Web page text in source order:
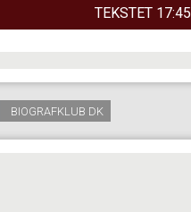
TEKSTET 17:45
BIOGRAFKLUB DK